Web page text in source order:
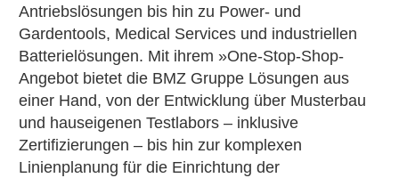
Antriebslösungen bis hin zu Power- und
Gardentools, Medical Services und industriellen
Batterielösungen. Mit ihrem »One-Stop-Shop-
Angebot bietet die BMZ Gruppe Lösungen aus
einer Hand, von der Entwicklung über Musterbau
und hauseigenen Testlabors – inklusive
Zertifizierungen – bis hin zur komplexen
Linienplanung für die Einrichtung der